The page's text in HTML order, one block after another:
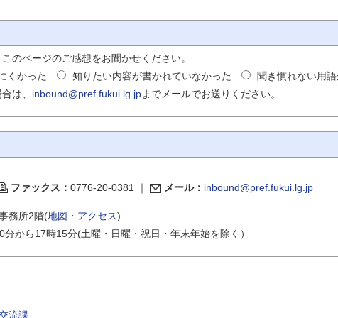
のページのご感想をお聞かせください。
くかった 知りたい内容が書かれていなかった
聞き慣れない用
は、 inbound@pref.fukui.lg.jpまでメールでお送りください。
ファックス： 0776-20-0381 ｜ メール： inbound@pref.fukui.lg.jp
務所2階(地図・アクセス)
分から17時15分(土曜・日曜・祝日・年末年始を除く）
流課